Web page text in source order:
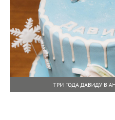
ТРИ ГОДА ДАВИДУ В